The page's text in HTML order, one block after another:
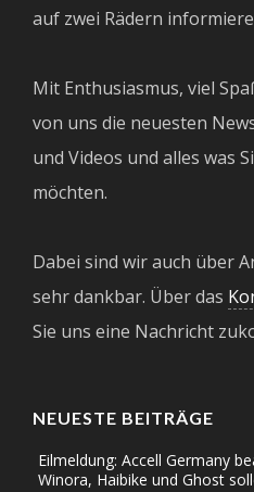
auf zwei Rädern
Mit Enthusiasmus, viel
von uns die neuesten
und Videos und alles was
möchten.
Dabei sind wir auch über
sehr dankbar. Über das
Sie uns eine Nachricht
NEUESTE BEITRÄGE
Eilmeldung: Accell Germany
Winora, Haibike und Ghost